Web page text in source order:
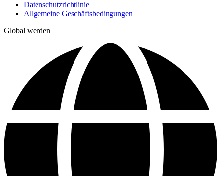
Datenschutzrichtlinie
Allgemeine Geschäftsbedingungen
Global werden